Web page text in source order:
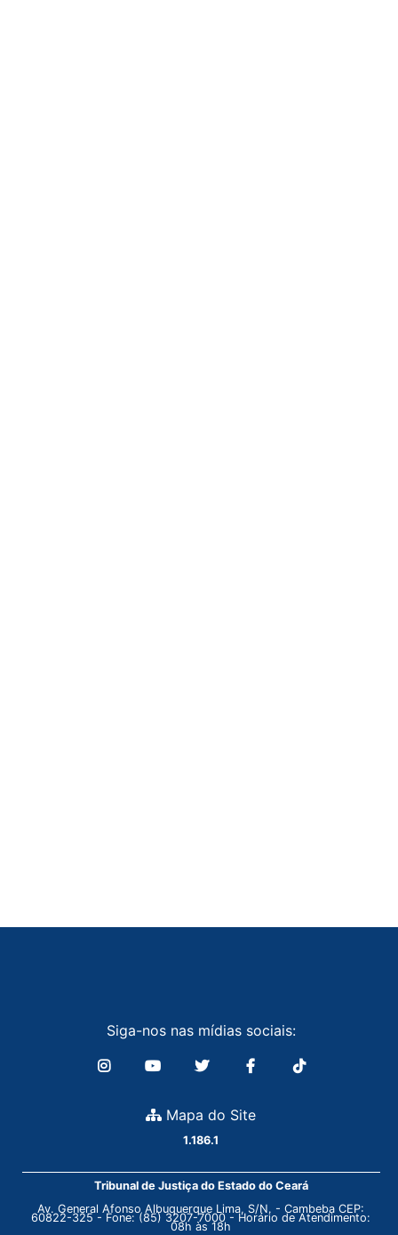
Siga-nos nas mídias sociais:
Mapa do Site
1.186.1
Tribunal de Justiça do Estado do Ceará
Av. General Afonso Albuquerque Lima, S/N. - Cambeba CEP:
60822-325 - Fone: (85) 3207-7000 - Horário de Atendimento:
08h às 18h